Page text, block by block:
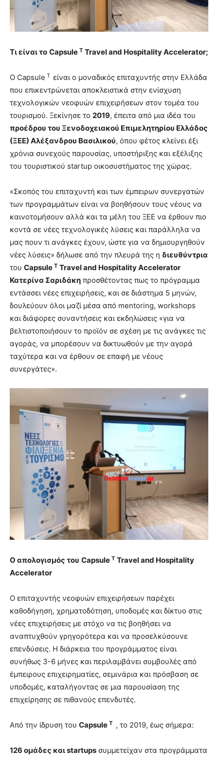
Τιείναιτο Capsule T Travel and Hospitality Accelerator;
O Capsule T είναι ο μοναδικός επιταχυντής στην Ελλάδα
που επικεντρώνεται αποκλειστικά στην ενίσχυση
τεχνολογικών νεοφυών επιχειρήσεων στον τομέα του
τουρισμού. Ξεκίνησε το 2019, έπειτα από μια ιδέα του
προέδρου του Ξενοδοχειακού Επιμελητηρίου Ελλάδος
(ΞΕΕ) Αλέξανδρου Βασιλικού, όπου φέτος κλείνει έξι
χρόνια συνεχούς παρουσίας, υποστήριξης και εξέλιξης
του τουριστικού startup οικοσυστήματος της χώρας.
«Σκοπός του επιταχυντή και των έμπειρων συνεργατών
των προγραμμάτων είναι να βοηθήσουν τους νέους να
καινοτομήσουν αλλά και τα μέλη του ΞΕΕ να έρθουν πιο
κοντά σε νέες τεχνολογικές λύσεις και παράλληλα να
μας πουν τι ανάγκες έχουν, ώστε για να δημιουργηθούν
νέες λύσεις» δήλωσε από την πλευρά της η διευθύντρια
του Capsule T Traveland HospitalityAccelerator
Κατερίνα Σαριδάκη προσθέτοντας πως το πρόγραμμα
εντάσσει νέες επιχειρήσεις, και σε διάστημα 5 μηνών,
δουλεύουν όλοι μαζί μέσα από mentoring, workshops
και διάφορες συναντήσεις και εκδηλώσεις «για να
βελτιστοποιήσουν το προϊόν σε σχέση με τις ανάγκες τις
αγοράς, να μπορέσουν να δικτυωθούν με την αγορά
ταχύτερα και να έρθουν σε επαφή με νέους
συνεργάτες».
Ο απολογισμός του Capsule T Travel and Hospitality
Accelerator
Ο επιταχυντής νεοφυών επιχειρήσεων παρέχει
καθοδήγηση, χρηματοδότηση, υποδομές και δίκτυο στις
νέες επιχειρήσεις με στόχο να τις βοηθήσει να
αναπτυχθούν γρηγορότερα και να προσελκύσουνε
επενδύσεις. Η διάρκεια του προγράμματος είναι
συνήθως 3-6 μήνες και περιλαμβάνει συμβουλές από
έμπειρους επιχειρηματίες, σεμινάρια και πρόσβαση σε
υποδομές, καταλήγοντας σε μια παρουσίαση της
επιχείρησης σε πιθανούς επενδυτές.
Από την ίδρυση του Capsule T , το 2019, έως σήμερα:
126 ομάδες και startups συμμετείχαν στα προγράμματα